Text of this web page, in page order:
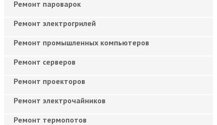
Ремонт пароварок
Ремонт электрогрилей
Ремонт промышленных компьютеров
Ремонт серверов
Ремонт проекторов
Ремонт электрочайников
Ремонт термопотов